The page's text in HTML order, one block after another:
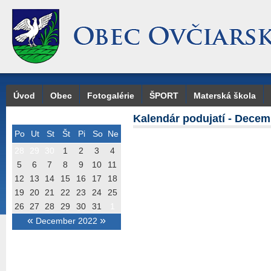
Úvod Obec Fotogalérie ŠPORT Materská škola
Po Ut St Št Pi So Ne
« December 2022 »
1 2 3
4
5
6 7 8 9 10
11
12
13 14 15 16 17
18
19
20 21 22 23 24
25
26
27 28 29 30 31
Kalendár podujatí -